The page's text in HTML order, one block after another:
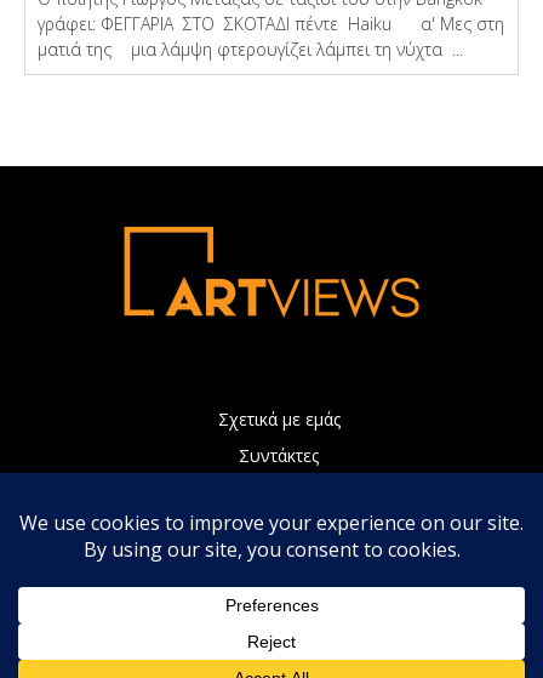
γράφει: ΦΕΓΓΑΡΙΑ ΣΤΟ ΣΚΟΤΑΔΙ πέντε Haiku α' Μες στη
ματιά της μια λάμψη φτερουγίζει λάμπει τη νύχτα ...
Σχετικά με εμάς
Συντάκτες
Πολιτική Απορρήτου
Επικοινωνία
Η ιστοσελίδα μας χρησιμοποιεί Cookies τα οποία συνεισφέρουν
περιήγηση, αποδέχεστε την χρήση των Cookies.